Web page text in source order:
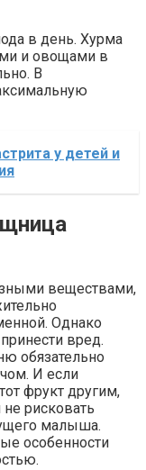
в день. Хурма
и овощами в
В
у детей и
веществами,
Однако
вред.
обязательно
И если
фрукт другим,
рисковать
малыша.
особенности